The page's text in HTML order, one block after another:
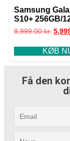
Samsung
S10+ 256GB/
Moonstone
8,999.00kr.
KØB
Få den